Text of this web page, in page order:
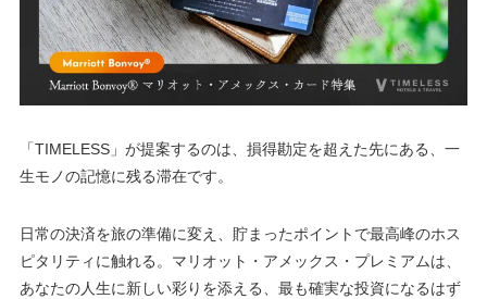
「TIMELESS」が提案するのは、損得勘定を超えた先にある、一
生モノの記憶に残る滞在です。
日常の決済を旅の準備に変え、貯まったポイントで最高峰のホス
ピタリティに触れる。マリオット・アメックス・プレミアムは、
あなたの人生に新しい彩りを添える、最も確実な投資になるはず